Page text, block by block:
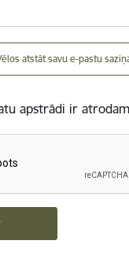
atstāt savu e-pastu
apstrādi ir